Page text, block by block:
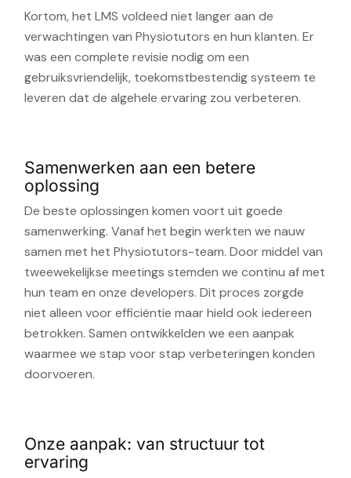
Kortom, het LMS voldeed niet langer aan de
verwachtingen van Physiotutors en hun klanten. Er
was een complete revisie nodig om een
gebruiksvriendelijk, toekomstbestendig systeem te
leveren dat de algehele ervaring zou verbeteren.
Samenwerken aan een betere
oplossing
De beste oplossingen komen voort uit goede
samenwerking. Vanaf het begin werkten we nauw
samen met het Physiotutors-team. Door middel van
tweewekelijkse meetings stemden we continu af met
hun team en onze developers. Dit proces zorgde
niet alleen voor efficiëntie maar hield ook iedereen
betrokken. Samen ontwikkelden we een aanpak
waarmee we stap voor stap verbeteringen konden
doorvoeren.
Onze aanpak: van structuur tot
ervaring